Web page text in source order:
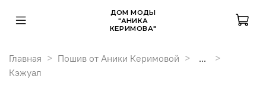
ДОМ МОДЫ
"АНИКА
КЕРИМОВА"
Главная Пошив от Аники Керимовой
...
Кэжуал